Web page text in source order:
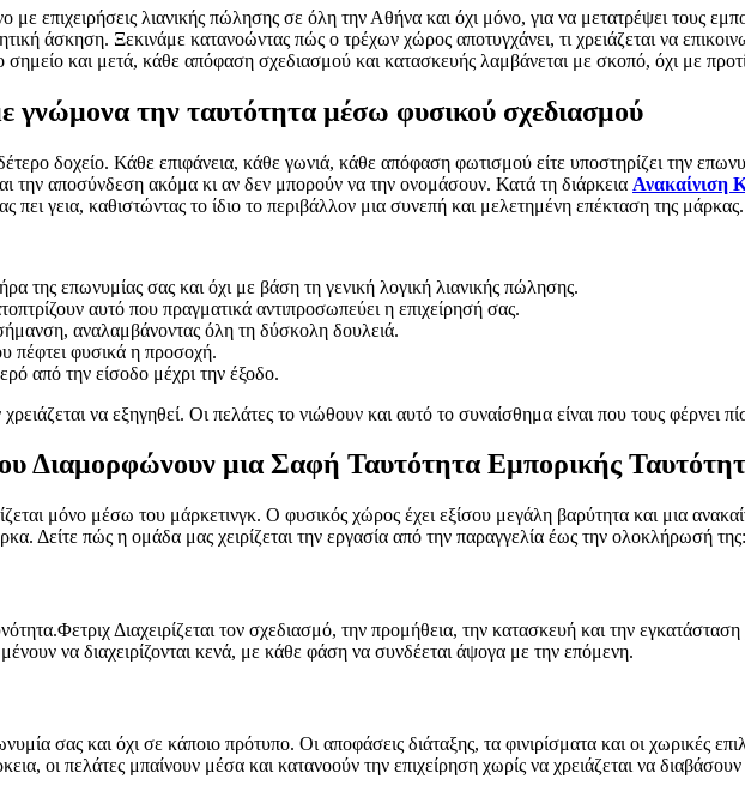
επιχειρήσεις λιανικής πώλησης σε όλη την Αθήνα και όχι μόνο, για να μετατρέψει τους
άσκηση. Ξεκινάμε κατανοώντας πώς ο τρέχων χώρος αποτυγχάνει, τι χρειάζεται να
σημείο και μετά, κάθε απόφαση σχεδιασμού και κατασκευής λαμβάνεται με σκοπό, όχι με
γνώμονα την ταυτότητα μέσω φυσικού σχεδιασμού
δοχείο. Κάθε επιφάνεια, κάθε γωνιά, κάθε απόφαση φωτισμού είτε υποστηρίζει την
την αποσύνδεση ακόμα κι αν δεν μπορούν να την ονομάσουν. Κατά τη διάρκεια Ανακαίνιση
πει γεια, καθιστώντας το ίδιο το περιβάλλον μια συνεπή και μελετημένη επέκταση της μάρκας.
της επωνυμίας σας και όχι με βάση τη γενική λογική λιανικής πώλησης.
αυτό που πραγματικά αντιπροσωπεύει η επιχείρησή σας.
αναλαμβάνοντας όλη τη δύσκολη δουλειά.
πέφτει φυσικά η προσοχή.
από την είσοδο μέχρι την έξοδο.
να εξηγηθεί. Οι πελάτες το νιώθουν και αυτό το συναίσθημα είναι που τους φέρνει
Διαμορφώνουν μια Σαφή Ταυτότητα Εμπορικής
μόνο μέσω του μάρκετινγκ. Ο φυσικός χώρος έχει εξίσου μεγάλη βαρύτητα και μια
Δείτε πώς η ομάδα μας χειρίζεται την εργασία από την παραγγελία έως την ολοκλήρωσή της:
Διαχειρίζεται τον σχεδιασμό, την προμήθεια, την κατασκευή και την
να διαχειρίζονται κενά, με κάθε φάση να συνδέεται άψογα με την επόμενη.
σας και όχι σε κάποιο πρότυπο. Οι αποφάσεις διάταξης, τα φινιρίσματα και οι χωρικές
οι πελάτες μπαίνουν μέσα και κατανοούν την επιχείρηση χωρίς να χρειάζεται να